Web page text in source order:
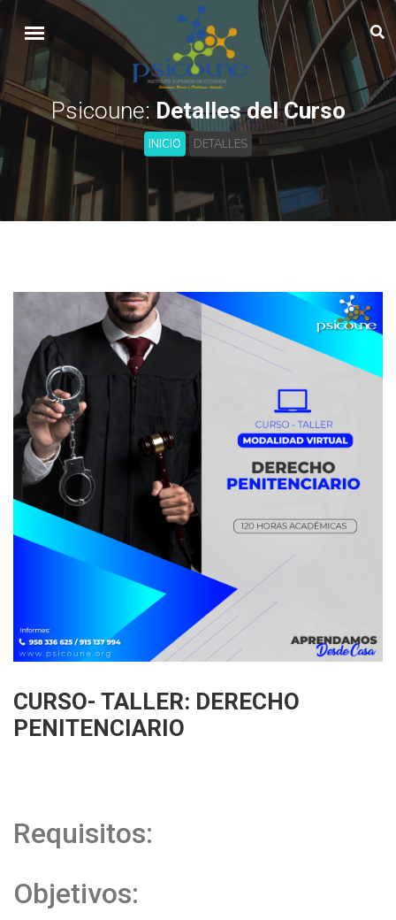
Psicoune:Detalles del Curso
INICIO DETALLES
CURSO- TALLER: DERECHO
PENITENCIARIO
Requisitos:
Objetivos: